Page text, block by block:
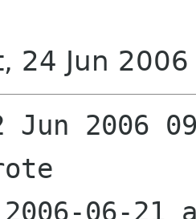
24 Jun
Jun 2006
2006-06-